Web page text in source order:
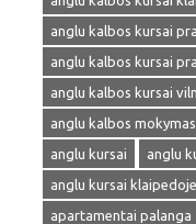
anglu kalbos kursai
anglu kalbos kursai
anglu kalbos kursai
anglu kalbos
anglu kursai
anglu
anglu kursai klaipedoje
apartamentai palanga